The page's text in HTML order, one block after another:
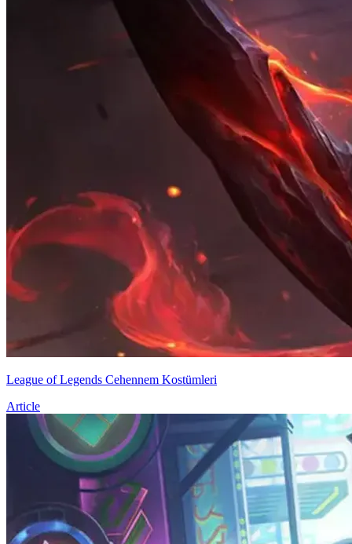
League of Legends Cehennem Kostümleri
Article